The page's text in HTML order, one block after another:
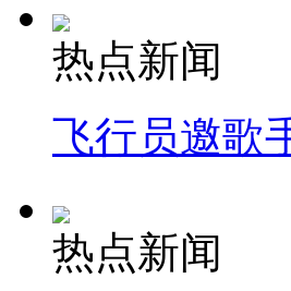
热点新闻
飞行员邀歌
热点新闻